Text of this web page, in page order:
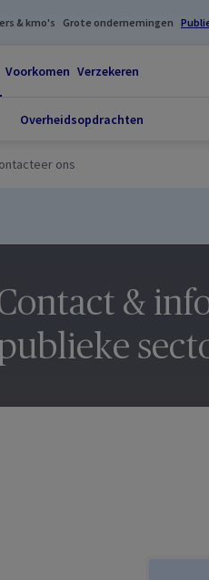
& kmo's Grote ondernemingen
Voorkomen Verzekeren
Overheidsopdrachten
ons
&